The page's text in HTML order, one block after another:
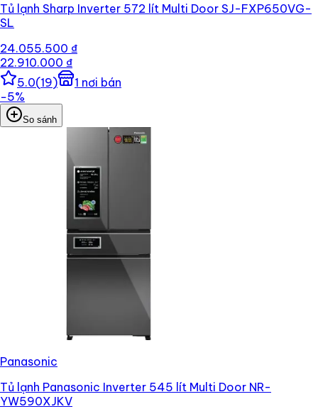
Tủ lạnh Sharp Inverter 572 lít Multi Door SJ-FXP650VG-
SL
24.055.500 ₫
22.910.000 ₫
5.0(19) 1 nơi bán
−5%
So sánh
Panasonic
Tủ lạnh Panasonic Inverter 545 lít Multi Door NR-
YW590XJKV